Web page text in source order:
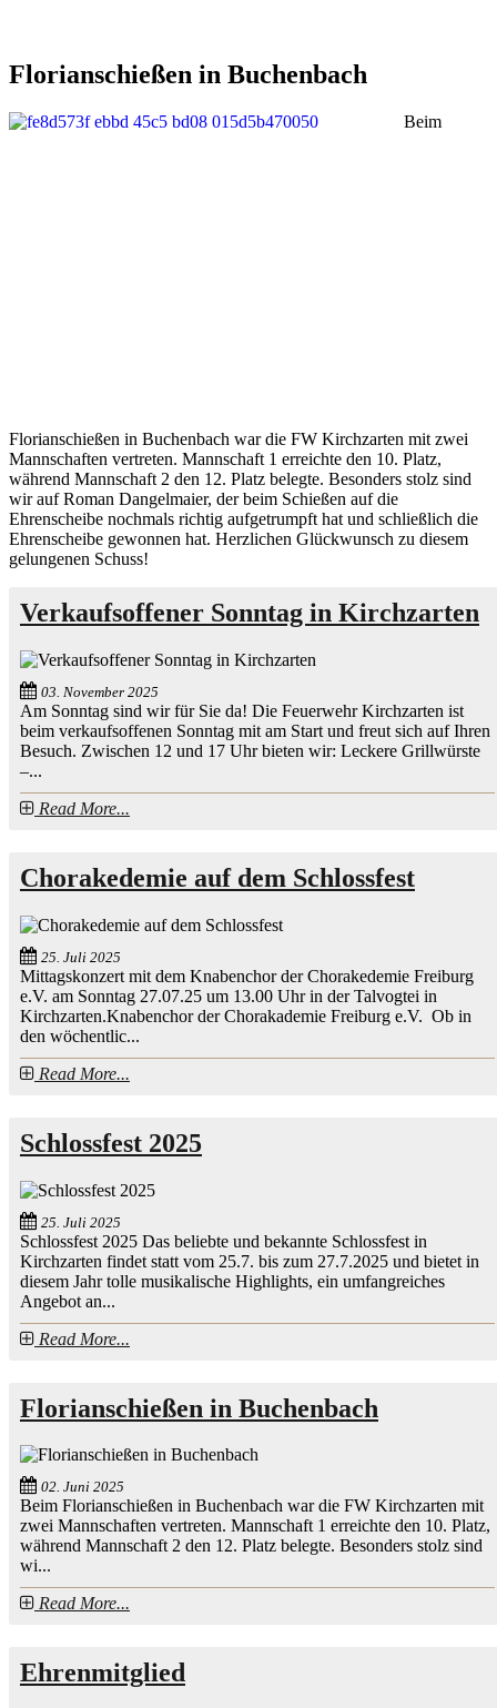
Florianschießen in Buchenbach
Beim
Florianschießen in Buchenbach war die FW Kirchzarten mit zwei
Mannschaften vertreten. Mannschaft 1 erreichte den 10. Platz,
während Mannschaft 2 den 12. Platz belegte. Besonders stolz sind
wir auf Roman Dangelmaier, der beim Schießen auf die
Ehrenscheibe nochmals richtig aufgetrumpft hat und schließlich die
Ehrenscheibe gewonnen hat. Herzlichen Glückwunsch zu diesem
gelungenen Schuss!
Verkaufsoffener Sonntag in Kirchzarten
03. November 2025
Am Sonntag sind wir für Sie da! Die Feuerwehr Kirchzarten ist
beim verkaufsoffenen Sonntag mit am Start und freut sich auf Ihren
Besuch. Zwischen 12 und 17 Uhr bieten wir: Leckere Grillwürste
–...
Read More...
Chorakedemie auf dem Schlossfest
25. Juli 2025
Mittagskonzert mit dem Knabenchor der Chorakedemie Freiburg
e.V. am Sonntag 27.07.25 um 13.00 Uhr in der Talvogtei in
Kirchzarten.Knabenchor der Chorakademie Freiburg e.V. Ob in
den wöchentlic...
Read More...
Schlossfest 2025
25. Juli 2025
Schlossfest 2025 Das beliebte und bekannte Schlossfest in
Kirchzarten findet statt vom 25.7. bis zum 27.7.2025 und bietet in
diesem Jahr tolle musikalische Highlights, ein umfangreiches
Angebot an...
Read More...
Florianschießen in Buchenbach
02. Juni 2025
Beim Florianschießen in Buchenbach war die FW Kirchzarten mit
zwei Mannschaften vertreten. Mannschaft 1 erreichte den 10. Platz,
während Mannschaft 2 den 12. Platz belegte. Besonders stolz sind
wi...
Read More...
Ehrenmitglied